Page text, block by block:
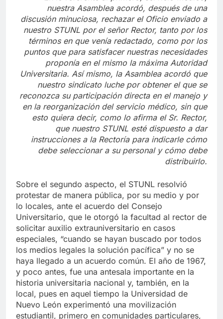
En lo referente al primero, servicio médico,
nuestra Asamblea acordó, después de una
discusión minuciosa, rechazar el Oficio enviado a
nuestro STUNL por el señor Rector, tanto por los
términos en que venía redactado, como por los
puntos que para satisfacer nuestras necesidades
proponía en el mismo la máxima Autoridad
Universitaria. Así mismo, la Asamblea acordó que
nuestro sindicato luche por obtener el que se
reconozca su participación directa en el manejo y
en la reorganización del servicio médico, sin que
esto quiera decir, como lo afirma el Sr. Rector,
que nuestro STUNL esté dispuesto a dar
instrucciones a la Rectoría para indicarle cómo
debe seleccionar a su personal y cómo debe
Sobre el segundo aspecto, el STUNL resolvió
protestar de manera pública, por su medio y por
lo locales, ante el acuerdo del Consejo
Universitario, que le otorgó la facultad al rector de
solicitar auxilio extrauniversitario en casos
especiales, “cuando se hayan buscado por todos
los medios legales la solución pacífica” y no se
haya llegado a un acuerdo común. El año de 1967,
y poco antes, fue una antesala importante en la
historia universitaria nacional y, también, en la
local, pues en aquel tiempo la Universidad de
Nuevo León experimentó una movilización